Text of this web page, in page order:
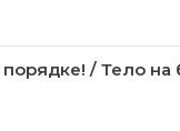
порядке! / Тело на